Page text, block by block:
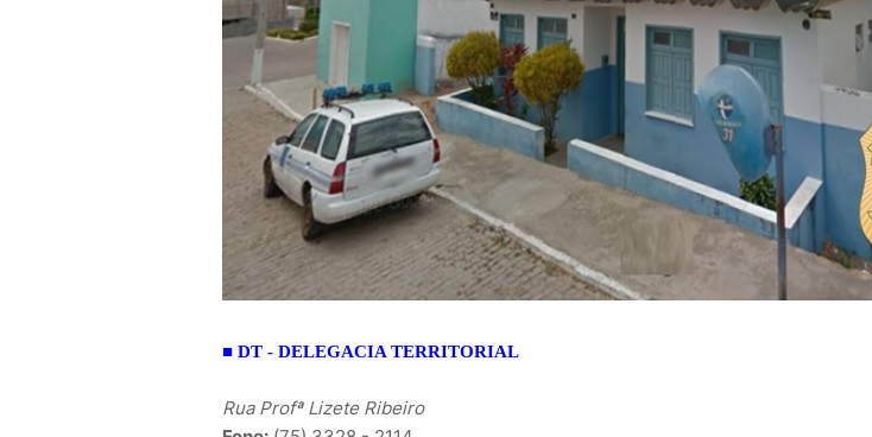
■ DT - DELEGACIA TERRITORIAL
Rua Profª Lizete Ribeiro